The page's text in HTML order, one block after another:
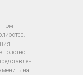
полотно,
на